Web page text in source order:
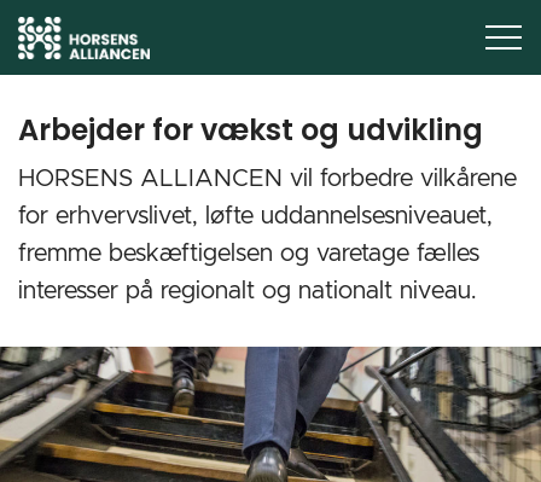
Arbejder for vækst og udvikling
HORSENS ALLIANCEN vil forbedre vilkårene
for erhvervslivet, løfte uddannelsesniveauet,
fremme beskæftigelsen og varetage fælles
interesser på regionalt og nationalt niveau.